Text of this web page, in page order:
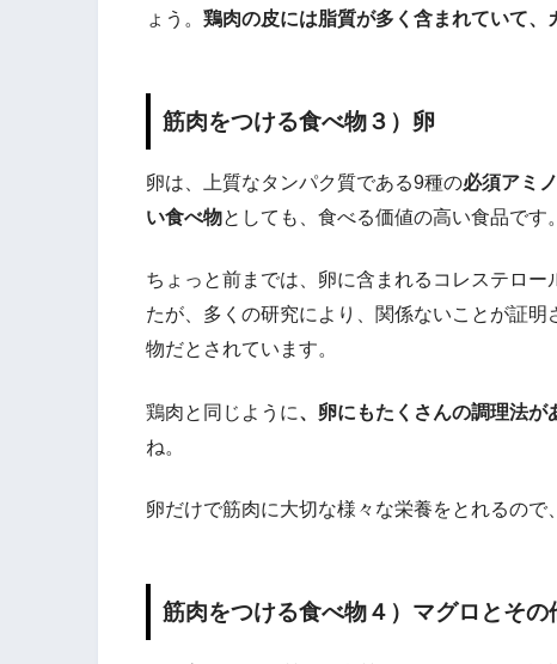
ょう。 鶏肉の皮には脂質が多く含まれていて、
筋肉をつける食べ物３）卵
卵は、上質なタンパク質である9種の必須アミ
い食べ物としても、食べる価値の高い食品です。
ちょっと前までは、卵に含まれるコレステロ
たが、多くの研究により、関係ないことが証
物だとされています。
鶏肉と同じように、卵にもたくさんの調理法が
ね。
卵だけで筋肉に大切な様々な栄養をとれるので
筋肉をつける食べ物４）マグロとその